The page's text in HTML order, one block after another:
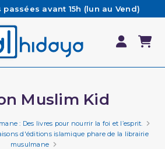
avant 15h (lun au Vend)
et expédiées le jour même
? Retrouvez notre FAQ
à partir de 65€ d'achat*
Muslim Kid
: Des livres pour nourrir la foi et l’esprit.
d'éditions islamique phare de la librairie
musulmane